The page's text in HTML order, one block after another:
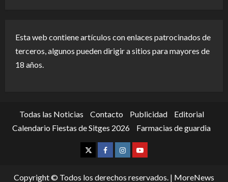
Esta web contiene artículos con enlaces patrocinados de
terceros, algunos pueden dirigir a sitios para mayores de
18 años.
Todas las Noticias Contacto Publicidad
Editorial
Calendario Fiestas de Sitges 2026
Farmacias de guardia
TwitterFacebook
Instagram
Youtube
Copyright © Todos los derechos reservados. | MoreNews